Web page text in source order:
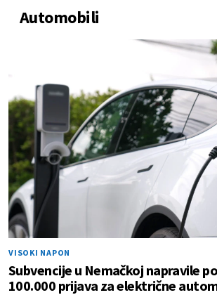
Automobili
VISOKI NAPON
Subvencije u Nemačkoj napravile
100.000 prijava za električne